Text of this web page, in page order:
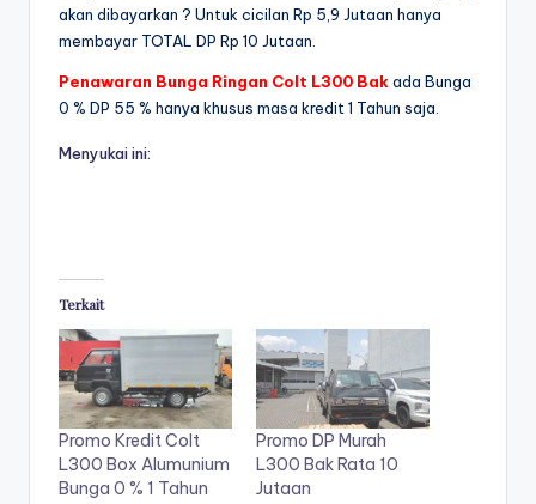
akan dibayarkan ? Untuk cicilan Rp 5,9 Jutaan hanya
membayar TOTAL DP Rp 10 Jutaan.
Penawaran Bunga Ringan Colt L300 Bakada Bunga
0 % DP 55 % hanya khusus masa kredit 1 Tahun saja.
Menyukai ini:
Terkait
Promo Kredit Colt
L300 Box Alumunium
Bunga 0 % 1 Tahun
Promo DP Murah
L300 Bak Rata 10
Jutaan